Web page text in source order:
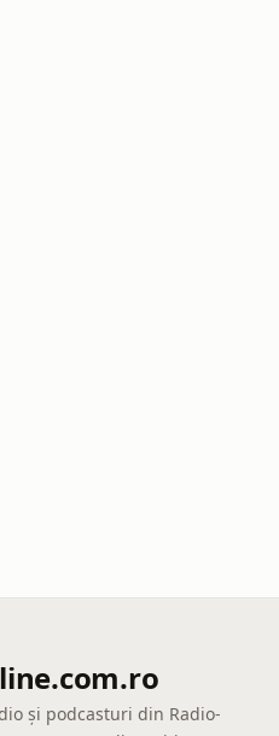
și podcasturi din Radio-